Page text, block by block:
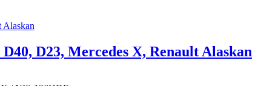
D23, Mercedes X, Renault Alaskan